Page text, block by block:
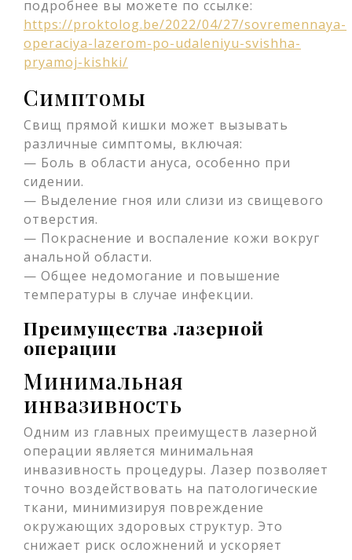
подробнее вы можете по ссылке:
https://proktolog.be/2022/04/27/sovremennaya-
operaciya-lazerom-po-udaleniyu-svishha-
pryamoj-kishki/
Симптомы
Свищ прямой кишки может вызывать
различные симптомы, включая:
— Боль в области ануса, особенно при
сидении.
— Выделение гноя или слизи из свищевого
отверстия.
— Покраснение и воспаление кожи вокруг
анальной области.
— Общее недомогание и повышение
температуры в случае инфекции.
Преимущества лазерной
операции
Минимальная
инвазивность
Одним из главных преимуществ лазерной
операции является минимальная
инвазивность процедуры. Лазер позволяет
точно воздействовать на патологические
ткани, минимизируя повреждение
окружающих здоровых структур. Это
снижает риск осложнений и ускоряет